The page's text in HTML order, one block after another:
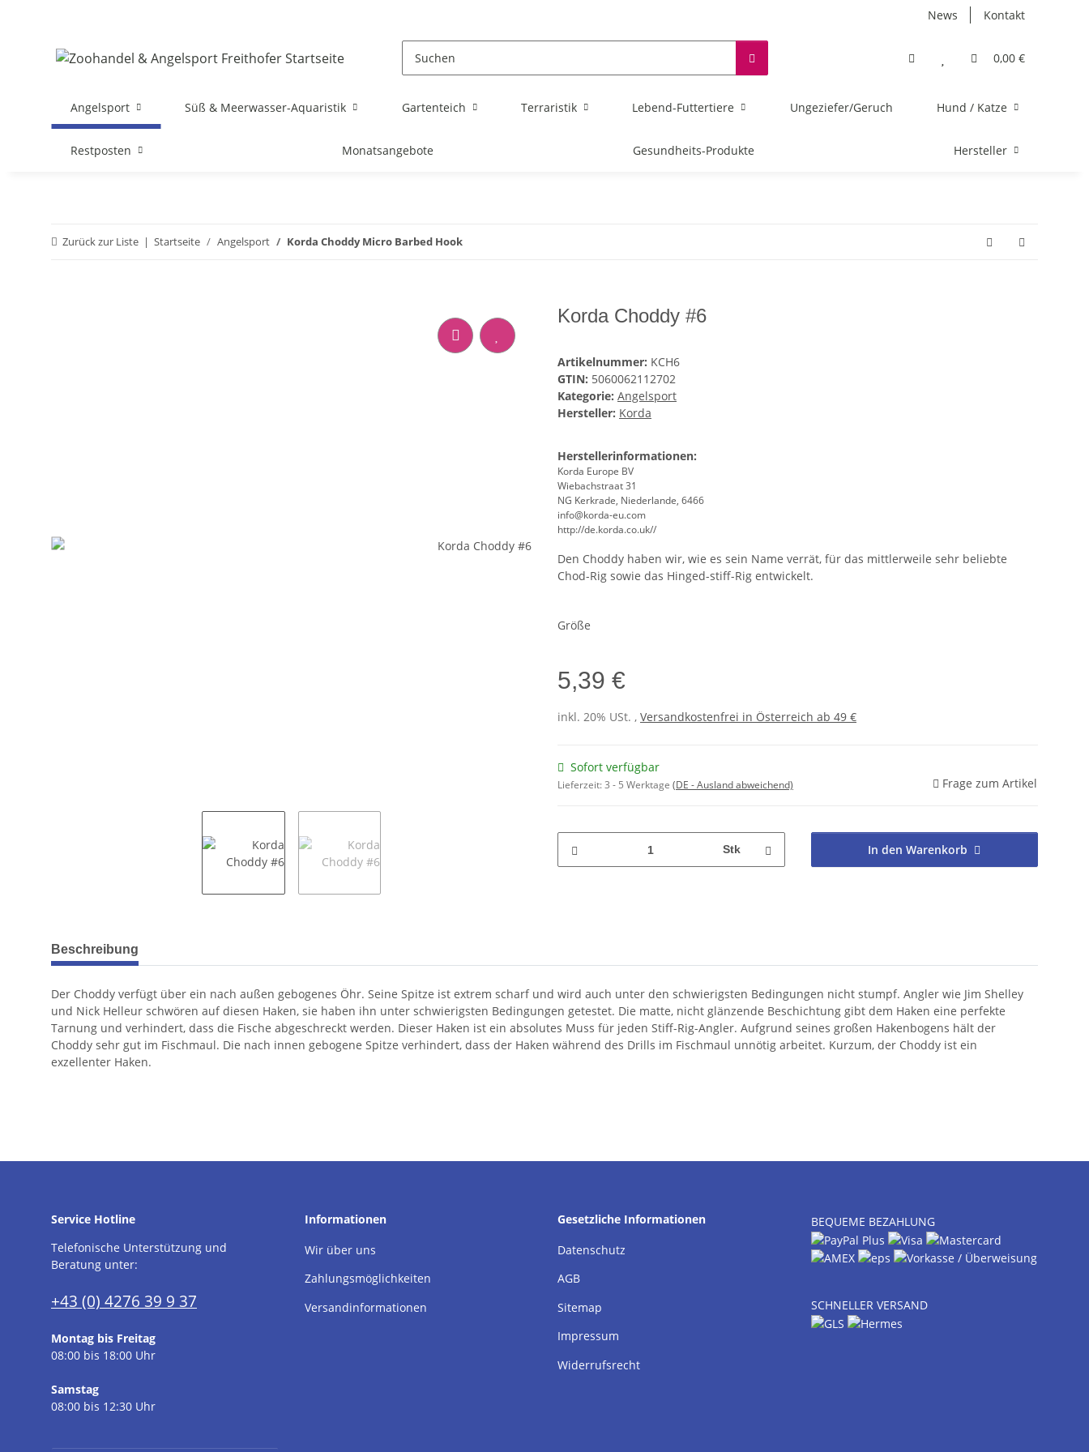
News Kontakt
0,00 €
Angelsport Süß & Meerwasser-Aquaristik Gartenteich Terraristik Lebend-Futtertiere Ungeziefer/Geruch Hund / Katze
Restposten Monatsangebote Gesundheits-Produkte Hersteller
Zurück zur Liste Startseite Angelsport Korda Choddy Micro Barbed Hook
Korda Choddy #6
Artikelnummer: KCH6
GTIN: 5060062112702
Kategorie: Angelsport
Hersteller: Korda
Herstellerinformationen:
Korda Europe BV
Wiebachstraat 31
NG Kerkrade, Niederlande, 6466
info@korda-eu.com
http://de.korda.co.uk//
Den Choddy haben wir, wie es sein Name verrät, für das mittlerweile sehr beliebte
Chod-Rig sowie das Hinged-stiff-Rig entwickelt.
Größe
5,39 €
inkl. 20% USt. , Versandkostenfrei in Österreich ab 49 €
Sofort verfügbar
Lieferzeit:3 - 5 Werktage (DE - Ausland abweichend) Frage zum Artikel
Stk In den Warenkorb
weitere Registerkarten anzeigen
Beschreibung
Der Choddy verfügt über ein nach außen gebogenes Öhr. Seine Spitze ist extrem scharf und wird auch unter den schwierigsten Bedingungen nicht stumpf. Angler wie Jim Shelley
und Nick Helleur schwören auf diesen Haken, sie haben ihn unter schwierigsten Bedingungen getestet. Die matte, nicht glänzende Beschichtung gibt dem Haken eine perfekte
Tarnung und verhindert, dass die Fische abgeschreckt werden. Dieser Haken ist ein absolutes Muss für jeden Stiff-Rig-Angler. Aufgrund seines großen Hakenbogens hält der
Choddy sehr gut im Fischmaul. Die nach innen gebogene Spitze verhindert, dass der Haken während des Drills im Fischmaul unnötig arbeitet. Kurzum, der Choddy ist ein
exzellenter Haken.
Service Hotline
Telefonische Unterstützung und
Beratung unter:
+43 (0) 4276 39 9 37
Montag bis Freitag
08:00 bis 18:00 Uhr
Samstag
08:00 bis 12:30 Uhr
Informationen
Wir über uns
Zahlungsmöglichkeiten
Versandinformationen
Gesetzliche Informationen
Datenschutz
AGB
Sitemap
Impressum
Widerrufsrecht
BEQUEME BEZAHLUNG
SCHNELLER VERSAND